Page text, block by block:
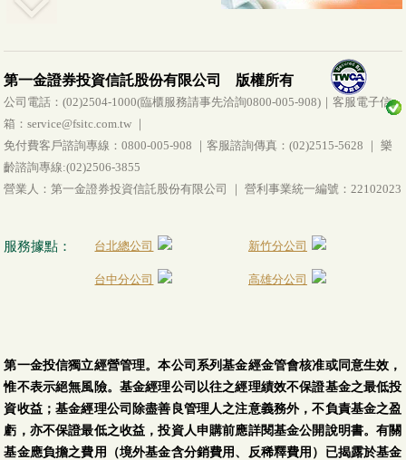
第一金證券投資信託股份有限公司 版權所有
公司電話：(02)2504-1000(臨櫃服務請事先洽詢0800-005-908)｜客服電子信
箱：service@fsitc.com.tw ｜
免付費客戶諮詢專線：0800-005-908 ｜客服諮詢傳真：(02)2515-5628 ｜ 樂
齡諮詢專線:(02)2506-3855
營業人：第一金證券投資信託股份有限公司 ｜ 營利事業統一編號：22102023
服務據點： 台北總公司 新竹分公司
台中分公司 高雄分公司
第一金投信獨立經營管理。本公司系列基金經金管會核准或同意生效，
惟不表示絕無風險。基金經理公司以往之經理績效不保證基金之最低投
資收益；基金經理公司除盡善良管理人之注意義務外，不負責基金之盈
虧，亦不保證最低之收益，投資人申購前應詳閱基金公開說明書。有關
基金應負擔之費用（境外基金含分銷費用、反稀釋費用）已揭露於基金